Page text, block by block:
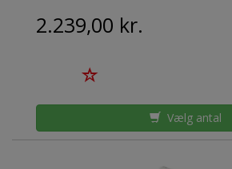
2.239,00 kr.
Vælg antal